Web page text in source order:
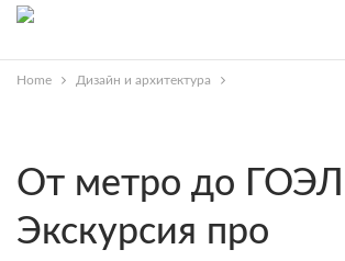
Home Дизайн и архитектура
От метро до
Экскурсия про